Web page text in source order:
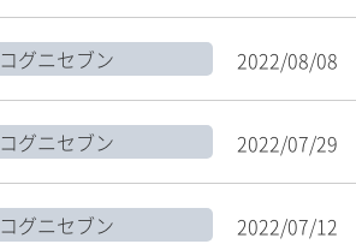
コグニセブン 2022/08/08
コグニセブン 2022/07/29
コグニセブン 2022/07/12